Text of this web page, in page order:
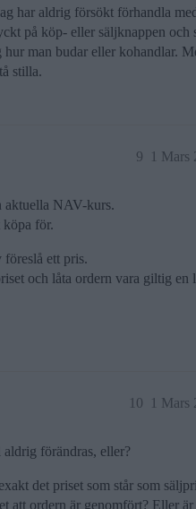
har aldrig försökt förhandla
på köp- eller säljknappen och
hur man budar eller kohandlar.
stilla.
1 Mars
9
aktuella NAV-kurs.
köpa för.
ett pris.
och låta ordern vara giltig en
1 Mars
10
förändras, eller?
det priset som står som
att ordern är genomfört? Eller är